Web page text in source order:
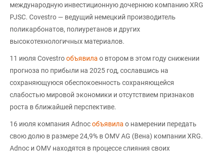
международную инвестиционную дочернюю компанию XRG
PJSC. Covestro — ведущий немецкий производитель
поликарбонатов, полиуретанов и других
высокотехнологичных материалов.
11 июля Covestroобъявила о втором в этом году снижении
прогноза по прибыли на 2025 год, сославшись на
сохраняющуюся обеспокоенность сохраняющейся
слабостью мировой экономики и отсутствием признаков
роста в ближайшей перспективе.
16 июля компания Adnocобъявила о намерении передать
свою долю в размере 24,9% в OMV AG (Вена) компании XRG.
Adnoc и OMV находятся в процессе слияния своих